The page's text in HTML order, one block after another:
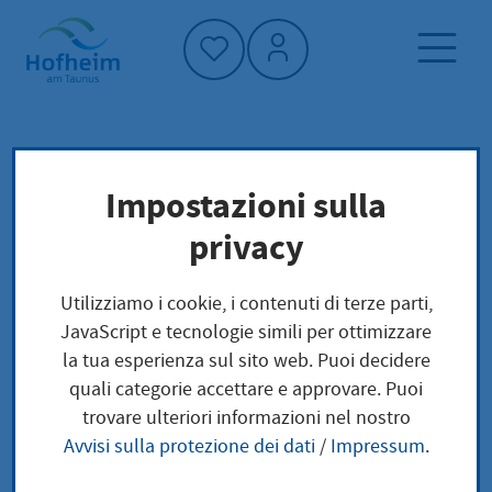
Home"
Pagina iniziale
Vivere a Hofheim
Società e questioni sociali
Consiglio consultivo per gli stranieri
Consiglio consultivo
per gli stranieri
Impostazioni sulla
privacy
Utilizziamo i cookie, i contenuti di terze parti,
JavaScript e tecnologie simili per ottimizzare
la tua esperienza sul sito web. Puoi decidere
quali categorie accettare e approvare. Puoi
trovare ulteriori informazioni nel nostro
Avvisi sulla protezione dei dati/ Impressum.